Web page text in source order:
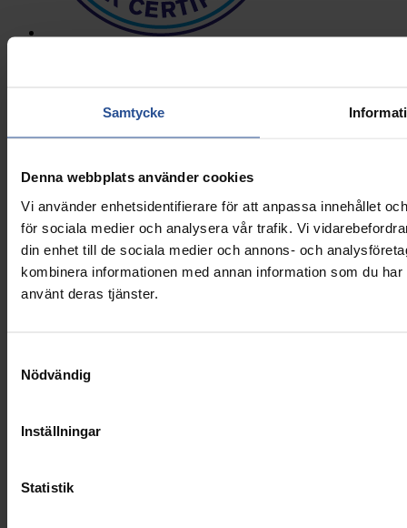
Samtycke
Denna webbplats använder cookies
Vi använder enhetsidentifierare för att anpassa innehållet
för sociala medier och analysera vår trafik. Vi
din enhet till de sociala medier och annons- och
kombinera informationen med annan information som du
använt deras tjänster.
Nödvändig
Inställningar
Statistik
Hemsida
Normer & riktlinjer
Bli medlem
Om oss